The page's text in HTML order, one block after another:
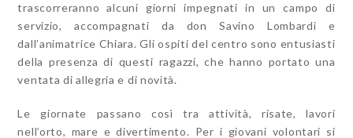
trascorreranno alcuni giorni impegnati in un campo di
servizio, accompagnati da don Savino Lombardi e
dall’animatrice Chiara. Gli ospiti del centro sono entusiasti
della presenza di questi ragazzi, che hanno portato una
ventata di allegria e di novità.
Le giornate passano così tra attività, risate, lavori
nell’orto, mare e divertimento. Per i giovani volontari si